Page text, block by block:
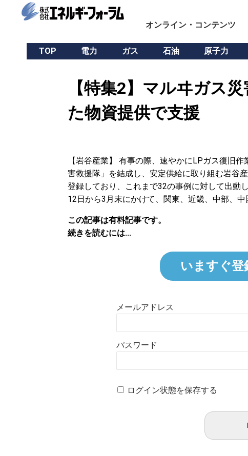
オンライン・コンテンツ
TOP 電力 ガス 石油 原子力
【特集2】マルヰガス
た物資提供で支援
【岩谷産業】 有事の際、速やかにLPガス復旧
害救援隊」を結成し、安定供給に取り組む岩谷
登録しており、これまで32の事例に対して出動
12日から3月末にかけて、関東、近畿、中部、
この記事は有料記事です。
続きを読むには...
いますぐ登
メールアドレス
パスワード
ログイン状態を保存する